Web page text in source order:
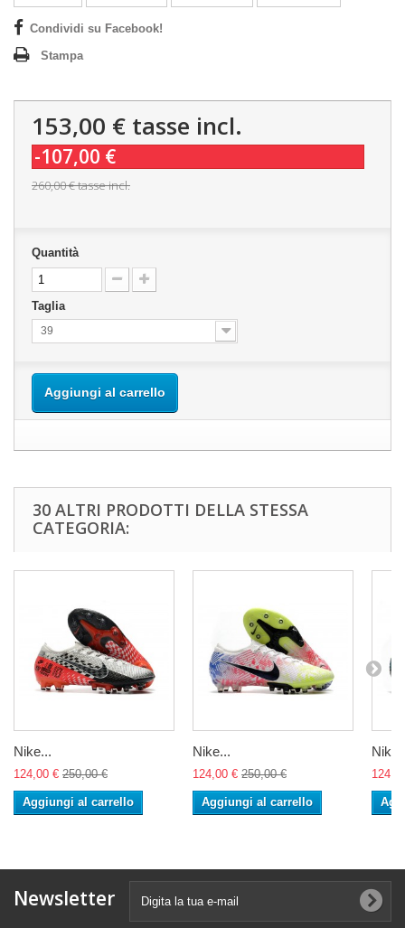
Condividi su Facebook!
Stampa
153,00 € tasse incl.
-107,00 €
260,00 €tasse incl.
Quantità
Taglia
39
Aggiungi al carrello
30 ALTRI PRODOTTI DELLA STESSA
CATEGORIA:
Nike...
124,00 € 250,00 €
Aggiungi al carrello
Nike...
124,00 € 250,00 €
Aggiungi al carrello
Newsletter